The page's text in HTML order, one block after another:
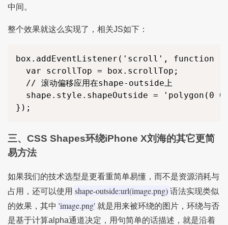
中间。
整个效果就这么实现了，相关JS如下：
box.addEventListener('scroll', function
  var scrollTop = box.scrollTop;
  // 滚动偏移应用在shape-outside上
shape.style.shapeOutside = 'polygon(0
});
三、CSS Shapes环绕iPhone X刘海的其它更简
易方法
如果我们的技术选型是更看重简单易懂，而不是资源消耗与
占用，还可以使用 shape-outside:url(image.png) 语法实现类似
的效果，其中 'image.png' 就是用来被环绕的图片，环绕与否
是基于计算alpha通道决定，用句简单的话描述，就是沿着